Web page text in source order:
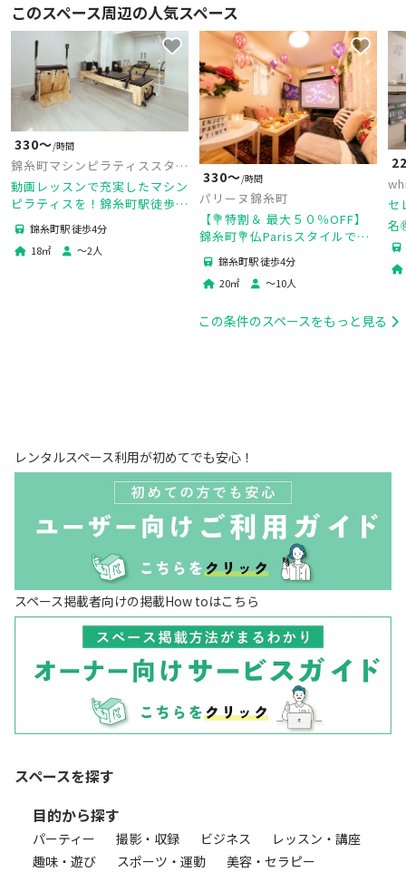
このスペース周辺の人気スペース
330〜/時間
錦糸町マシンピラティススタジ
オ SEPILA
動画レッスンで充実したマシン
ピラティスを！錦糸町駅徒歩4
分 錦糸町駅 徒歩4分
18㎡ 〜2人
330〜/時間
パリーヌ錦糸町
【💐特割＆ 最大５０％OFF】
錦糸町💐仏Parisスタイルで高
級感をグッと演出✨女子会💃マ
マ会に最適♡･最大10名🆗24H
可♡
錦糸町駅 徒歩4分
20㎡ 〜10人
セ
名
この条件のスペースをもっと見る
レンタルスペース利用が初めてでも安心！
スペース掲載者向けの掲載How toはこちら
スペースを探す
目的から探す
パーティー 撮影・収録 ビジネス
レッスン・講座
趣味・遊び
スポーツ・運動
美容・セラピー